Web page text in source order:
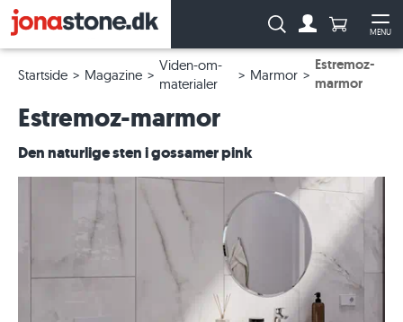
MENU
Søg: Antal
Startside Magazine
Viden-om-
materialer
Marmor
Estremoz-
marmor
Estremoz-marmor
Den naturlige sten i gossamer pink